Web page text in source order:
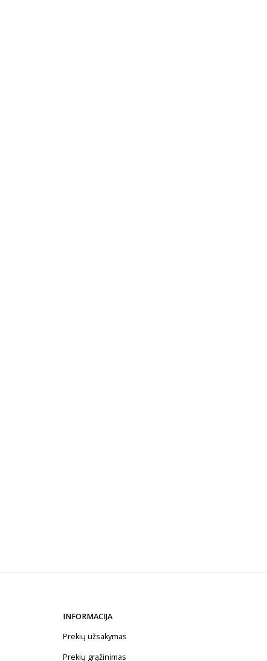
INFORMACIJA
Prekių užsakymas
Prekių grąžinimas